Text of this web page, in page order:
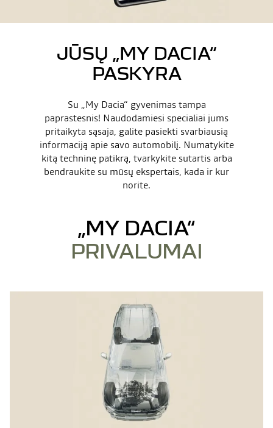
JŪSŲ „MY DACIA“
PASKYRA
Su „My Dacia“ gyvenimas tampa
paprastesnis! Naudodamiesi specialiai jums
pritaikyta sąsaja, galite pasiekti svarbiausią
informaciją apie savo automobilį. Numatykite
kitą techninę patikrą, tvarkykite sutartis arba
bendraukite su mūsų ekspertais, kada ir kur
norite.
„MY DACIA“
PRIVALUMAI